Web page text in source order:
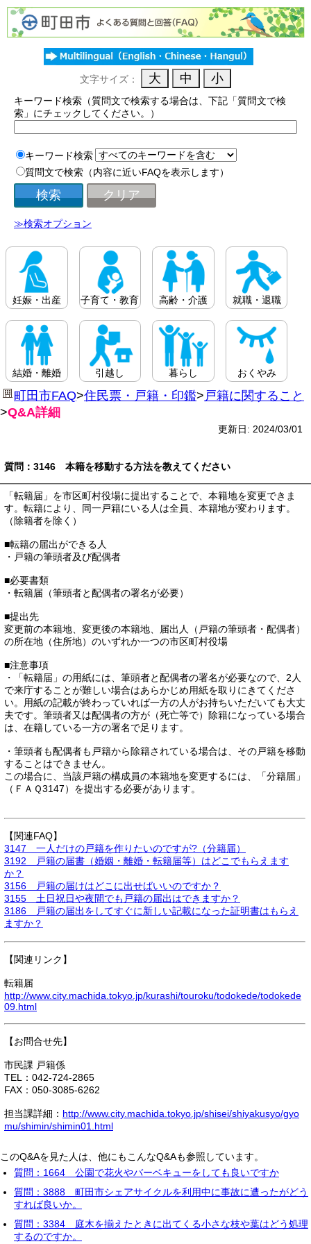
文字サイズ：
キーワード検索（質問文で検索する場合は、下記「質問文で検
索」にチェックしてください。）
キーワード検索
質問文で検索（内容に近いFAQを表示します）
≫検索オプション
妊娠・出産 子育て・教育 高齢・介護 就職・退職
結婚・離婚 引越し 暮らし おくやみ
町田市FAQ>住民票・戸籍・印鑑> 戸籍に関すること
>Q&A詳細
更新日: 2024/03/01
質問：3146 本籍を移動する方法を教えてください
「転籍届」を市区町村役場に提出することで、本籍地を変更できま
す。転籍により、同一戸籍にいる人は全員、本籍地が変わります。
（除籍者を除く）
■転籍の届出ができる人
・戸籍の筆頭者及び配偶者
■必要書類
・転籍届（筆頭者と配偶者の署名が必要）
■提出先
変更前の本籍地、変更後の本籍地、届出人（戸籍の筆頭者・配偶者）
の所在地（住所地）のいずれか一つの市区町村役場
■注意事項
・「転籍届」の用紙には、筆頭者と配偶者の署名が必要なので、2人
で来庁することが難しい場合はあらかじめ用紙を取りにきてくださ
い。用紙の記載が終わっていれば一方の人がお持ちいただいても大丈
夫です。筆頭者又は配偶者の方が（死亡等で）除籍になっている場合
は、在籍している一方の署名で足ります。
・筆頭者も配偶者も戸籍から除籍されている場合は、その戸籍を移動
することはできません。
この場合に、当該戸籍の構成員の本籍地を変更するには、「分籍届」
（ＦＡＱ3147）を提出する必要があります。
【関連FAQ】
3147 一人だけの戸籍を作りたいのですが?（分籍届）
3192 戸籍の届書（婚姻・離婚・転籍届等）はどこでもらえます
か？
3156 戸籍の届けはどこに出せばいいのですか？
3155 土日祝日や夜間でも戸籍の届出はできますか？
3186 戸籍の届出をしてすぐに新しい記載になった証明書はもらえ
ますか？
【関連リンク】
転籍届
http://www.city.machida.tokyo.jp/kurashi/touroku/todokede/todokede
09.html
【お問合せ先】
市民課 戸籍係
TEL：042-724-2865
FAX：050-3085-6262
担当課詳細： http://www.city.machida.tokyo.jp/shisei/shiyakusyo/gyo
mu/shimin/shimin01.html
このQ&Aを見た人は、他にもこんなQ&Aも参照しています。
質問：1664 公園で花火やバーベキューをしても良いですか
質問：3888 町田市シェアサイクルを利用中に事故に遭ったがどう
すれば良いか。
質問：3384 庭木を揃えたときに出てくる小さな枝や葉はどう処理
するのですか。